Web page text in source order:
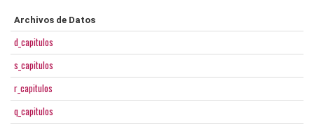
Archivos de Datos
d_capitulos
s_capitulos
r_capitulos
q_capitulos